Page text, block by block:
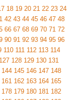
18 19 20 21 22 23 24
42 43 44 45 46 47 48
66 67 68 69 70 71 72
90 91 92 93 94 95 96
110 111 112 113 114
127 128 129 130 131
144 145 146 147 148
161 162 163 164 165
178 179 180 181 182